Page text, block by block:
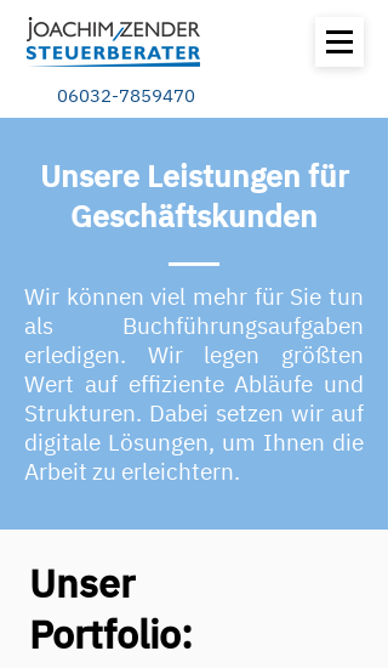
06032-7859470
Unsere Leistungen für
Geschäftskunden
Wir können viel mehr für Sie tun
als Buchführungsaufgaben
erledigen. Wir legen größten
Wert auf effiziente Abläufe und
Strukturen. Dabei setzen wir auf
digitale Lösungen, um Ihnen die
Arbeit zu erleichtern.
Unser
Portfolio: